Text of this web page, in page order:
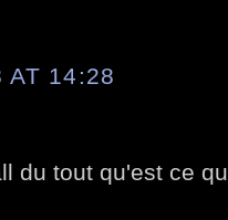
AT 14:28
du tout qu'est ce